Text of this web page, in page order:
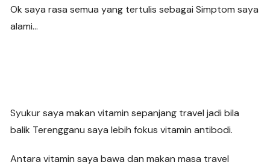
Ok saya rasa semua yang tertulis sebagai Simptom saya
alami…
Syukur saya makan vitamin sepanjang travel jadi bila
balik Terengganu saya lebih fokus vitamin antibodi.
Antara vitamin saya bawa dan makan masa travel